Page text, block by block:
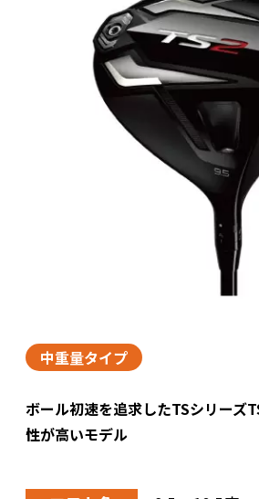
中重量タイプ
ボール初速を追求したTSシリーズ
性が高いモデル